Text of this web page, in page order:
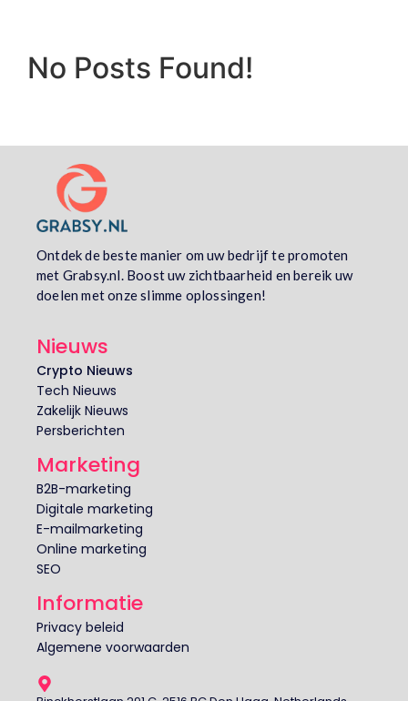
No Posts Found!
Ontdek de beste manier om uw bedrijf te promoten
met Grabsy.nl. Boost uw zichtbaarheid en bereik uw
doelen met onze slimme oplossingen!
Nieuws
Crypto Nieuws
Tech Nieuws
Zakelijk Nieuws
Persberichten
Marketing
B2B-marketing
Digitale marketing
E-mailmarketing
Online marketing
SEO
Informatie
Privacy beleid
Algemene voorwaarden